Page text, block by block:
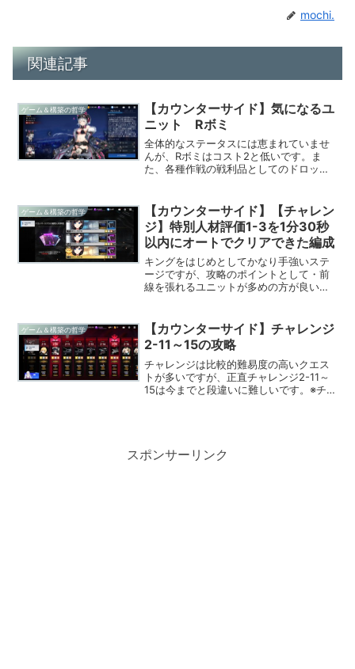
mochi.
関連記事
ゲーム＆構築の哲学
【カウンターサイド】気になるユ
ニット Rボミ
全体的なステータスには恵まれていませ
んが、Rボミはコスト2と低いです。ま
た、各種作戦の戦利品としてのドロップ
しては、「自信と同じHPを持つ分身を召
喚する」という行動とな...
ゲーム＆構築の哲学
【カウンターサイド】【チャレン
ジ】特別人材評価1-3を1分30秒
以内にオートでクリアできた編成
キングをはじめとしてかなり手強いステ
ージですが、攻略のポイントとして・前
線を張れるユニットが多めの方が良い
枚ほど採用したい（再出撃まで時間が掛
かるので、事前に陣形が崩...
ゲーム＆構築の哲学
【カウンターサイド】チャレンジ
2-11～15の攻略
チャレンジは比較的難易度の高いクエス
トが多いですが、正直チャレンジ2-11～
15は今までと段違いに難しいです。※チャ
スポンサーリンク